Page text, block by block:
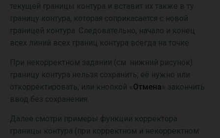
текущей границы контура и вставит их также в ту
границу контура, которая соприкасается с новой
границей контура. Следовательно, начало и конец
всех линий всех границ контура всегда на точке.
При некорректном задании (см. нижний рисунок)
границу контура нельзя сохранить; её нужно или
откорректировать, или кнопкой « Отмена » закончить
ввод без сохранения.
Далее смотри примеры функции корректора
границы контура (при корректном и некорректном